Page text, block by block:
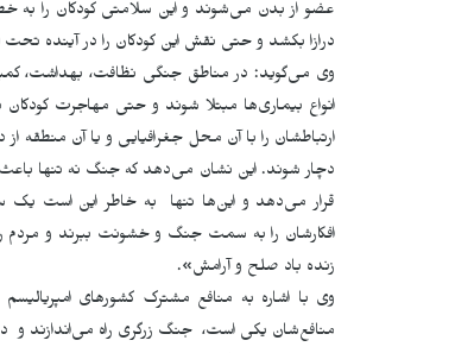
عضو از بدن می‌شوند و این سلامتی کودکان را
درازا بکشد و حتی نقش این کودکان را در آینده تحت
وی می‌گوید: در مناطق جنگی نظافت، بهداشت،
انواع بیماری‌ها مبتلا شوند و حتی مهاجرت
ارتباطشان را با آن محل جغرافیایی و یا آن منطقه
دچار شوند. این نشان می‌دهد که جنگ نە تنها
قرار می‌دهد و این‌ها تنها به خاطر این است یک
افکارشان را به سمت جنگ و خشونت ببرند و مردم
زنده باد صلح و آرامش».
وی با اشارە بە منافع مشترک کشورهای
منافع‌شان یکی است، جنگ زرگری راه می‌اندازند و